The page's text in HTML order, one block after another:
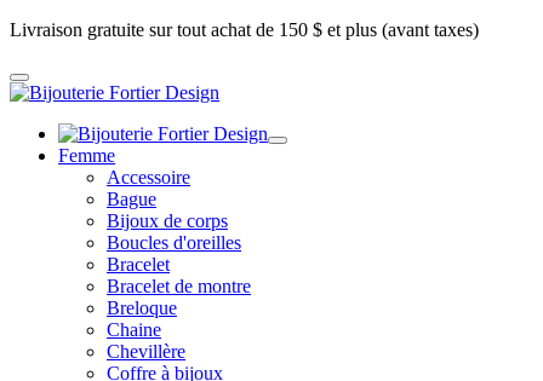
Livraison gratuite sur tout achat de 150 $ et plus (avant taxes)
Femme
Accessoire
Bague
Bijoux de corps
Boucles d'oreilles
Bracelet
Bracelet de montre
Breloque
Chaine
Chevillère
Coffre à bijoux